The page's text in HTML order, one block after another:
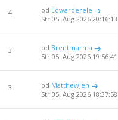
4 od Edwarderele
Str 05. Aug 2026 20:16:13
3 od Brentmarma
Str 05. Aug 2026 19:56:41
3 od MatthewJen
Str 05. Aug 2026 18:37:58